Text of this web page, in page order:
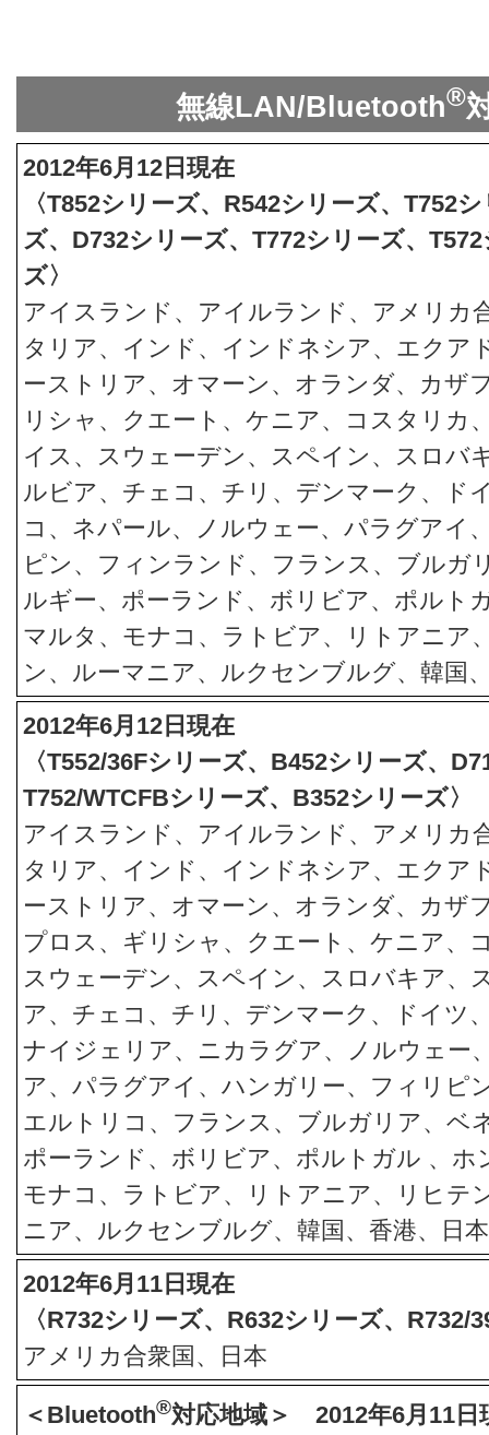
無線LAN/Bluetooth®
2012年6月12日現在
〈T852シリーズ、R542シリーズ、T752
ズ、D732シリーズ、T772シリーズ、
ズ〉
アイスランド、アイルランド、アメリカ
タリア、インド、インドネシア、エクア
ーストリア、オマーン、オランダ、カザ
リシャ、クエート、ケニア、コスタリカ
イス、スウェーデン、スペイン、スロバ
ルビア、チェコ、チリ、デンマーク、ド
コ、ネパール、ノルウェー、パラグアイ
ピン、フィンランド、フランス、ブルガ
ルギー、ポーランド、ボリビア、ポルト
マルタ、モナコ、ラトビア、リトアニア
ン、ルーマニア、ルクセンブルグ、韓国
2012年6月12日現在
〈T552/36Fシリーズ、B452シリーズ、
T752/WTCFBシリーズ、B352シリーズ〉
アイスランド、アイルランド、アメリカ
タリア、インド、インドネシア、エクア
ーストリア、オマーン、オランダ、カザ
プロス、ギリシャ、クエート、ケニア、
スウェーデン、スペイン、スロバキア、
ア、チェコ、チリ、デンマーク、ドイツ
ナイジェリア、ニカラグア、ノルウェー
ア、パラグアイ、ハンガリー、フィリピ
エルトリコ、フランス、ブルガリア、ベ
ポーランド、ボリビア、ポルトガル 、ホ
モナコ、ラトビア、リトアニア、リヒテ
ニア、ルクセンブルグ、韓国、香港、日本
2012年6月11日現在
〈R732シリーズ、R632シリーズ、R732/
アメリカ合衆国、日本
＜Bluetooth®対応地域＞ 2012年6月11日